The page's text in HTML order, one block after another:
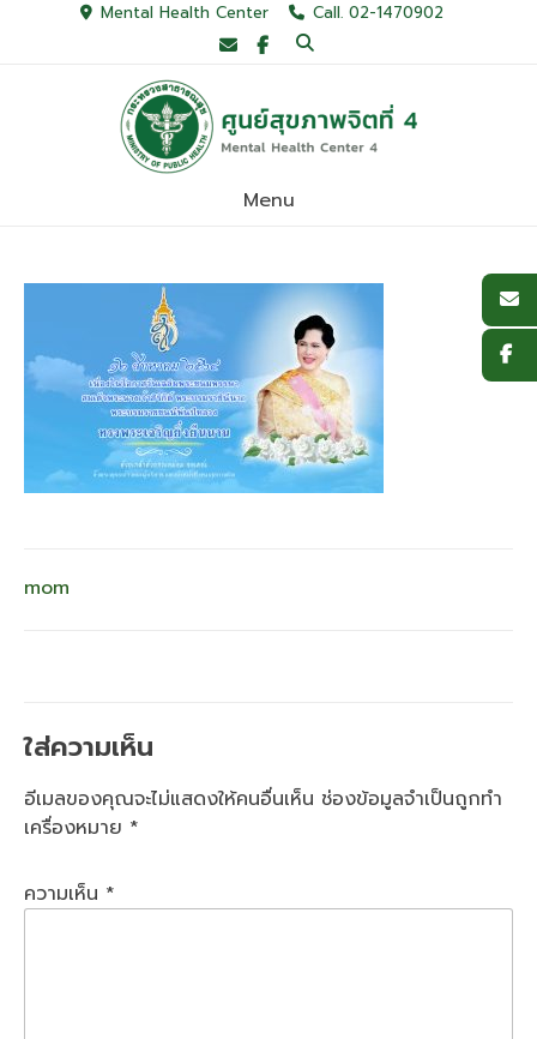
Mental Health Center Call. 02-1470902
Menu
แนะแนว
mom
ใส่ความเห็น
อีเมลของคุณจะไม่แสดงให้คนอื่นเห็น ช่องข้อมูลจำเป็นถูกทำ
เครื่องหมาย *
ความเห็น *